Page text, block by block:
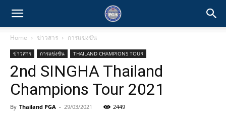
Home ข่าวสาร การแข่งขัน
ข่าวสาร การแข่งขัน THAILAND CHAMPIONS TOUR
2nd SINGHA Thailand
Champions Tour 2021
By Thailand PGA - 29/03/2021 2449